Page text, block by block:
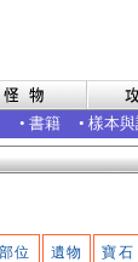
• 書籍 • 樣本與
位 遺物 寶石